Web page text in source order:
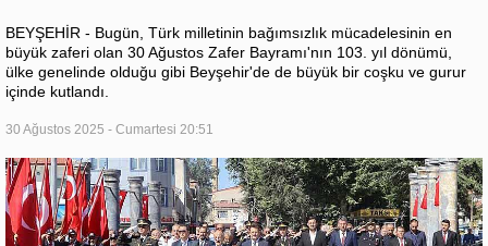
BEYŞEHİR - Bugün, Türk milletinin bağımsızlık mücadelesinin en
büyük zaferi olan 30 Ağustos Zafer Bayramı'nın 103. yıl dönümü,
ülke genelinde olduğu gibi Beyşehir'de de büyük bir coşku ve gurur
içinde kutlandı.
30 Ağustos 2025 - Cumartesi 20:51